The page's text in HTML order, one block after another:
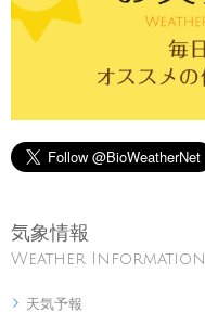
気象情報
Weather Information
 天気予報